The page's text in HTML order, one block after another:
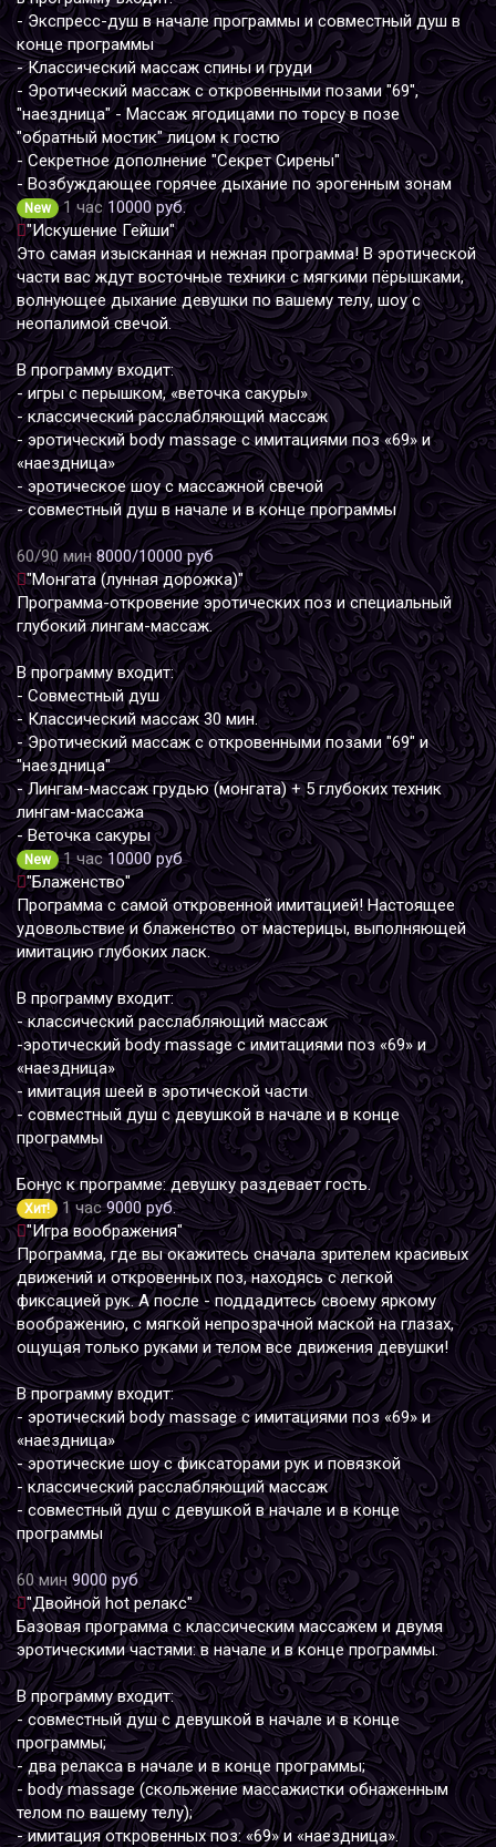
- Экспресс-душ в начале программы и совместный душ в
конце программы
- Классический массаж спины и груди
- Эротический массаж с откровенными позами "69",
"наездница" - Массаж ягодицами по торсу в позе
"обратный мостик" лицом к гостю
- Секретное дополнение "Секрет Сирены"
- Возбуждающее горячее дыхание по эрогенным зонам
New 1 час 10000 руб.
"Искушение Гейши"
Это самая изысканная и нежная программа! В эротической
части вас ждут восточные техники с мягкими пёрышками,
волнующее дыхание девушки по вашему телу, шоу с
неопалимой свечой.
В программу входит:
- игры с перышком, «веточка сакуры»
- классический расслабляющий массаж
- эротический body massage с имитациями поз «69» и
«наездница»
- эротическое шоу с массажной свечой
- совместный душ в начале и в конце программы
60/90 мин 8000/10000 руб
"Монгата (лунная дорожка)"
Программа-откровение эротических поз и специальный
глубокий лингам-массаж.
В программу входит:
- Совместный душ
- Классический массаж 30 мин.
- Эротический массаж с откровенными позами "69" и
"наездница"
- Лингам-массаж грудью (монгата) + 5 глубоких техник
лингам-массажа
- Веточка сакуры
New 1 час 10000 руб
"Блаженство"
Программа с самой откровенной имитацией! Настоящее
удовольствие и блаженство от мастерицы, выполняющей
имитацию глубоких ласк.
В программу входит:
- классический расслабляющий массаж
-эротический body massage с имитациями поз «69» и
«наездница»
- имитация шеей в эротической части
- совместный душ с девушкой в начале и в конце
программы
Бонус к программе: девушку раздевает гость.
Хит! 1 час 9000 руб.
"Игра воображения"
Программа, где вы окажитесь сначала зрителем красивых
движений и откровенных поз, находясь с легкой
фиксацией рук. А после - поддадитесь своему яркому
воображению, с мягкой непрозрачной маской на глазах,
ощущая только руками и телом все движения девушки!
В программу входит:
- эротический body massage с имитациями поз «69» и
«наездница»
- эротические шоу с фиксаторами рук и повязкой
- классический расслабляющий массаж
- совместный душ с девушкой в начале и в конце
программы
60 мин 9000 руб
"Двойной hot релакс"
Базовая программа с классическим массажем и двумя
эротическими частями: в начале и в конце программы.
В программу входит:
- совместный душ с девушкой в начале и в конце
программы;
- два релакса в начале и в конце программы;
- body massage (скольжение массажистки обнаженным
телом по вашему телу);
- имитация откровенных поз: «69» и «наездница».